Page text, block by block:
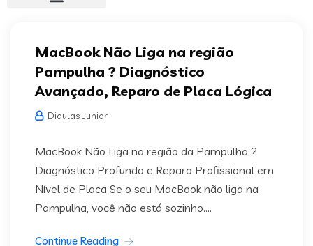
MacBook Não Liga na região
Pampulha ? Diagnóstico
Avançado, Reparo de Placa Lógica
Diaulas Junior
MacBook Não Liga na região da Pampulha ?
Diagnóstico Profundo e Reparo Profissional em
Nível de Placa Se o seu MacBook não liga na
Pampulha, você não está sozinho....
Continue Reading